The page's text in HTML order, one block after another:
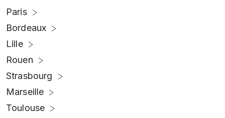
Paris
Bordeaux
Lille
Rouen
Strasbourg
Marseille
Toulouse